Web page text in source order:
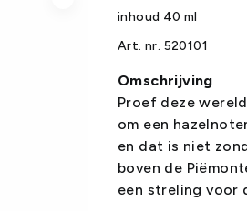
inhoud 40 ml
Art. nr. 520101
Omschrijving
Proef deze
om een
en dat is niet
boven de
een streling voor